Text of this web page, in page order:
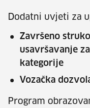
Dodatni uvjeti za
Završeno
usavršavanje
kategorije
Vozačka
Program